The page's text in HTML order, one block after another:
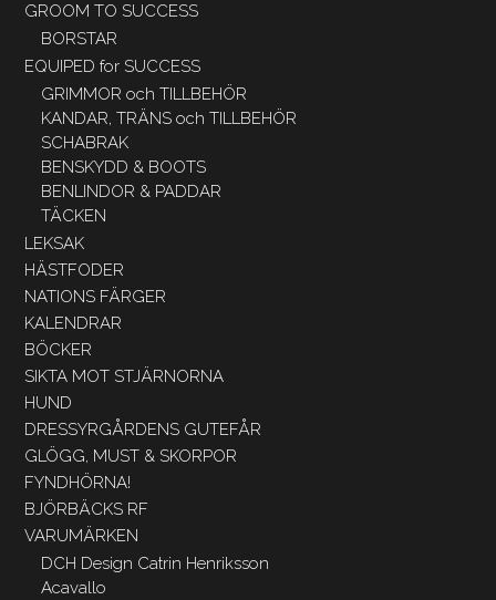
GROOM TO SUCCESS
BORSTAR
EQUIPED for SUCCESS
GRIMMOR och TILLBEHÖR
KANDAR, TRÄNS och TILLBEHÖR
SCHABRAK
BENSKYDD & BOOTS
BENLINDOR & PADDAR
TÄCKEN
LEKSAK
HÄSTFODER
NATIONS FÄRGER
KALENDRAR
BÖCKER
SIKTA MOT STJÄRNORNA
HUND
DRESSYRGÅRDENS GUTEFÅR
GLÖGG, MUST & SKORPOR
FYNDHÖRNA!
BJÖRBÄCKS RF
VARUMÄRKEN
DCH Design Catrin Henriksson
Acavallo